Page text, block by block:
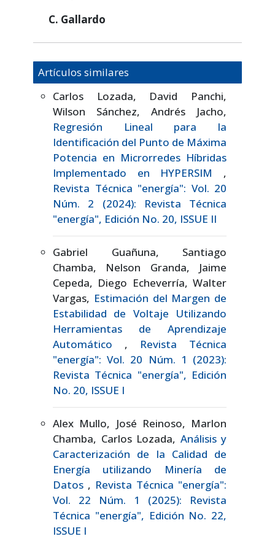
C. Gallardo
Artículos similares
Carlos Lozada, David Panchi,
Wilson Sánchez, Andrés Jacho,
Regresión Lineal para la
Identificación del Punto de Máxima
Potencia en Microrredes Híbridas
Implementado en HYPERSIM ,
Revista Técnica "energía": Vol. 20
Núm. 2 (2024): Revista Técnica
"energía", Edición No. 20, ISSUE II
Gabriel Guañuna, Santiago
Chamba, Nelson Granda, Jaime
Cepeda, Diego Echeverría, Walter
Vargas, Estimación del Margen de
Estabilidad de Voltaje Utilizando
Herramientas de Aprendizaje
Automático , Revista Técnica
"energía": Vol. 20 Núm. 1 (2023):
Revista Técnica "energía", Edición
No. 20, ISSUE I
Alex Mullo, José Reinoso, Marlon
Chamba, Carlos Lozada, Análisis y
Caracterización de la Calidad de
Energía utilizando Minería de
Datos , Revista Técnica "energía":
Vol. 22 Núm. 1 (2025): Revista
Técnica "energía", Edición No. 22,
ISSUE I